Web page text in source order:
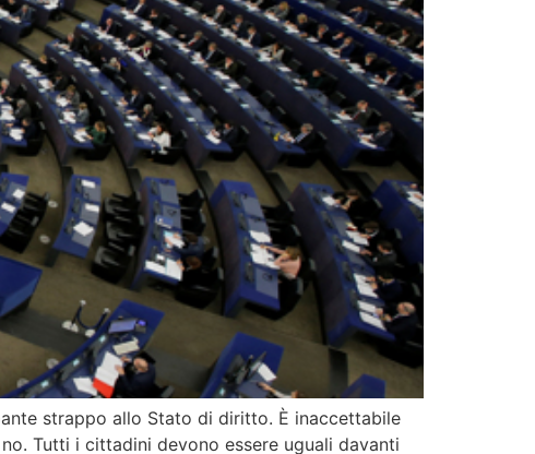
strappo allo Stato di diritto. È inaccettabile
Tutti i cittadini devono essere uguali davanti